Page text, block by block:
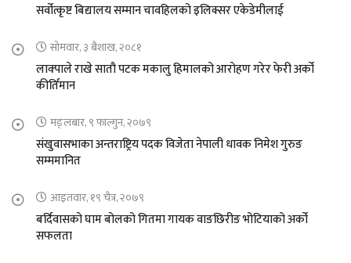
सर्वोत्कृष्ट बिद्यालय सम्मान चावहिलको इलिक्सर एकेडेमीलाई
सोमवार, ३ बैशाख, २०८१
लाक्पाले राखे सातौ पटक मकालु हिमालको आरोहण गरेर फेरी अर्को
कीर्तिमान
मङ्लबार, ९ फाल्गुन, २०७९
संखुवासभाका अन्तराष्ट्रिय पदक विजेता नेपाली धावक निमेश गुरुङ
सम्ममानित
आइतवार, १९ चैत्र, २०७९
बर्दिवासको घाम बोलको गितमा गायक वाङछिरीङ भोटियाको अर्को
सफलता